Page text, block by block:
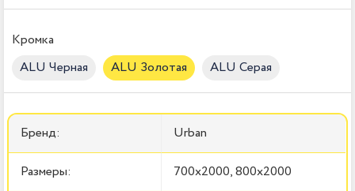
Кромка
ALU Черная
ALU Золотая ALU Серая
Бренд: Urban
Размеры: 700x2000, 800x2000